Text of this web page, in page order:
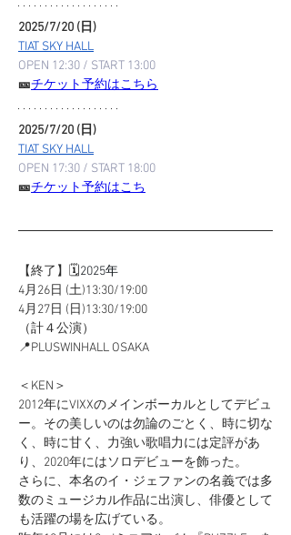
2025/7/20 (日)
TIAT SKY HALL
OPEN 12:30 / START 13:00
🎫チケット予約はこちら
2025/7/20 (日)
TIAT SKY HALL
OPEN 17:30 / START 18:00
🎫チケット予約はこち
【終了】🗓️2025年
4月26日 (土)13:30/19:00
4月27日 (日)13:30/19:00
（計４公演）
📍PLUSWINHALL OSAKA
＜KEN＞
2012年にVIXXのメインボーカルとしてデビュ
ー。その美しいのは勿論のごとく、時に切な
く、時に甘く、力強い歌唱力には定評があ
り、2020年にはソロデビューを飾った。
さらに、本名のイ・ジェファンの名義では多
数のミュージカル作品に出演し、俳優として
も活躍の場を広げている。